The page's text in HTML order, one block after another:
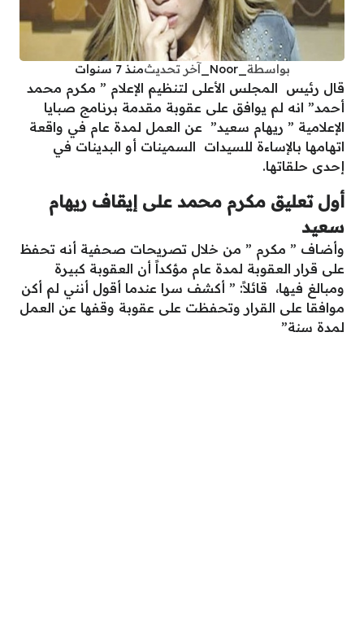
بواسطة _Noor_ آخر تحديثمنذ 7 سنوات
قال رئيس المجلس الأعلى لتنظيم الإعلام ” مكرم محمد
أحمد” انه لم يوافق على عقوبة مقدمة برنامج صبايا
الإعلامية ” ريهام سعيد” عن العمل لمدة عام في واقعة
اتهامها بالإساءة للسيدات السمينات أو البدينات في
إحدى حلقاتها.
أول تعليق مكرم محمد على إيقاف ريهام
سعيد
وأضاف ” مكرم ” من خلال تصريحات صحفية أنه تحفظ
على قرار العقوبة لمدة عام مؤكداً أن العقوبة كبيرة
ومبالغ فيها، قائلاً: ” أكشف سرا عندما أقول أنني لم أكن
موافقا على القرار وتحفظت على عقوبة وقفها عن العمل
لمدة سنة”